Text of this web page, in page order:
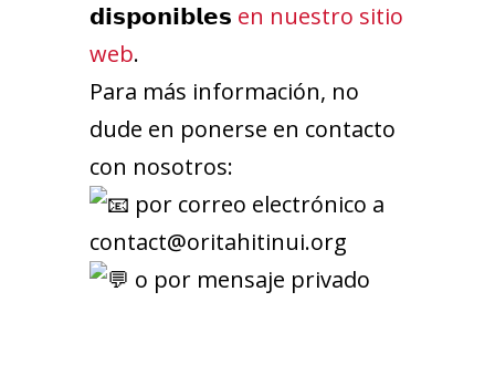
𝗱𝗶𝘀𝗽𝗼𝗻𝗶𝗯𝗹𝗲𝘀 en nuestro sitio
web.
Para más información, no
dude en ponerse en contacto
con nosotros:
por correo electrónico a
contact@oritahitinui.org
o por mensaje privado